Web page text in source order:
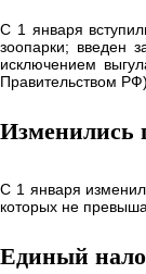
С 1 января
зоопарки; введен
исключением
Правительством
Изменились
С 1 января
которых не
Единый